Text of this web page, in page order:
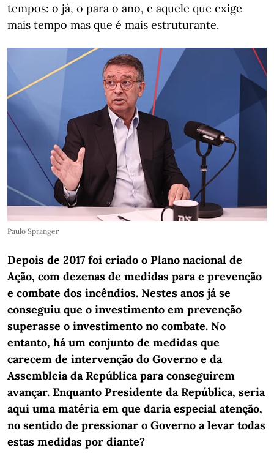
tempos: o já, o para o ano, e aquele que exige
mais tempo mas que é mais estruturante.
Paulo Spranger
Depois de 2017 foi criado o Plano nacional de
Ação, com dezenas de medidas para e prevenção
e combate dos incêndios. Nestes anos já se
conseguiu que o investimento em prevenção
superasse o investimento no combate. No
entanto, há um conjunto de medidas que
carecem de intervenção do Governo e da
Assembleia da República para conseguirem
avançar. Enquanto Presidente da República, seria
aqui uma matéria em que daria especial atenção,
no sentido de pressionar o Governo a levar todas
estas medidas por diante?